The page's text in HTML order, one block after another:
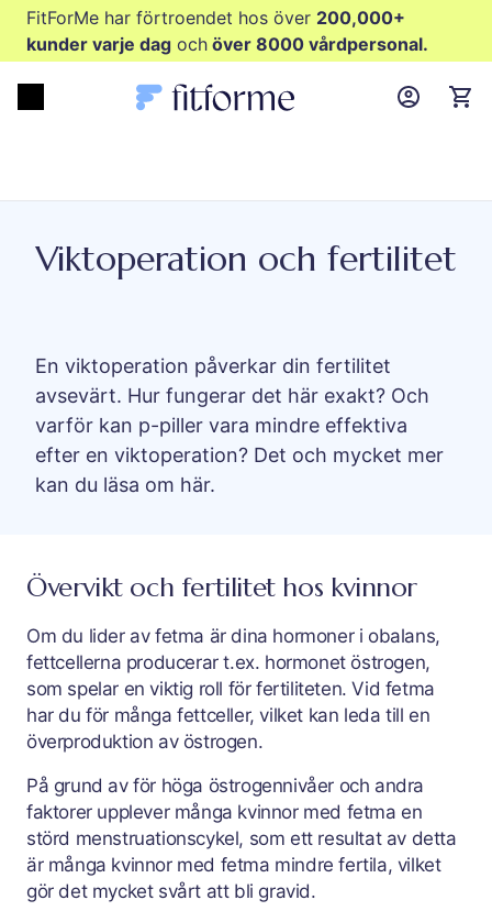
FitForMe har förtroendet hos över 200,000+
kunder varje dag och över 8000 vårdpersonal.
MyFFM
Viktoperation och fertilitet
En viktoperation påverkar din fertilitet
avsevärt. Hur fungerar det här exakt? Och
varför kan p-piller vara mindre effektiva
efter en viktoperation? Det och mycket mer
kan du läsa om här.
Övervikt och fertilitet hos kvinnor
Om du lider av fetma är dina hormoner i obalans,
fettcellerna producerar t.ex. hormonet östrogen,
som spelar en viktig roll för fertiliteten. Vid fetma
har du för många fettceller, vilket kan leda till en
överproduktion av östrogen.
På grund av för höga östrogennivåer och andra
faktorer upplever många kvinnor med fetma en
störd menstruationscykel, som ett resultat av detta
är många kvinnor med fetma mindre fertila, vilket
gör det mycket svårt att bli gravid.